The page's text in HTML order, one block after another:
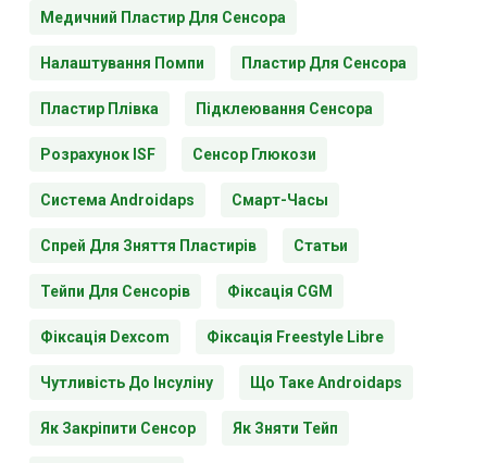
Медичний Пластир Для Сенсора
Налаштування Помпи Пластир Для Сенсора
Пластир Плівка Підклеювання Сенсора
Розрахунок ISF Сенсор Глюкози
Система Androidaps Смарт-Часы
Спрей Для Зняття Пластирів Статьи
Тейпи Для Сенсорів Фіксація CGM
Фіксація Dexcom Фіксація Freestyle Libre
Чутливість До Інсуліну Що Таке Androidaps
Як Закріпити Сенсор Як Зняти Тейп